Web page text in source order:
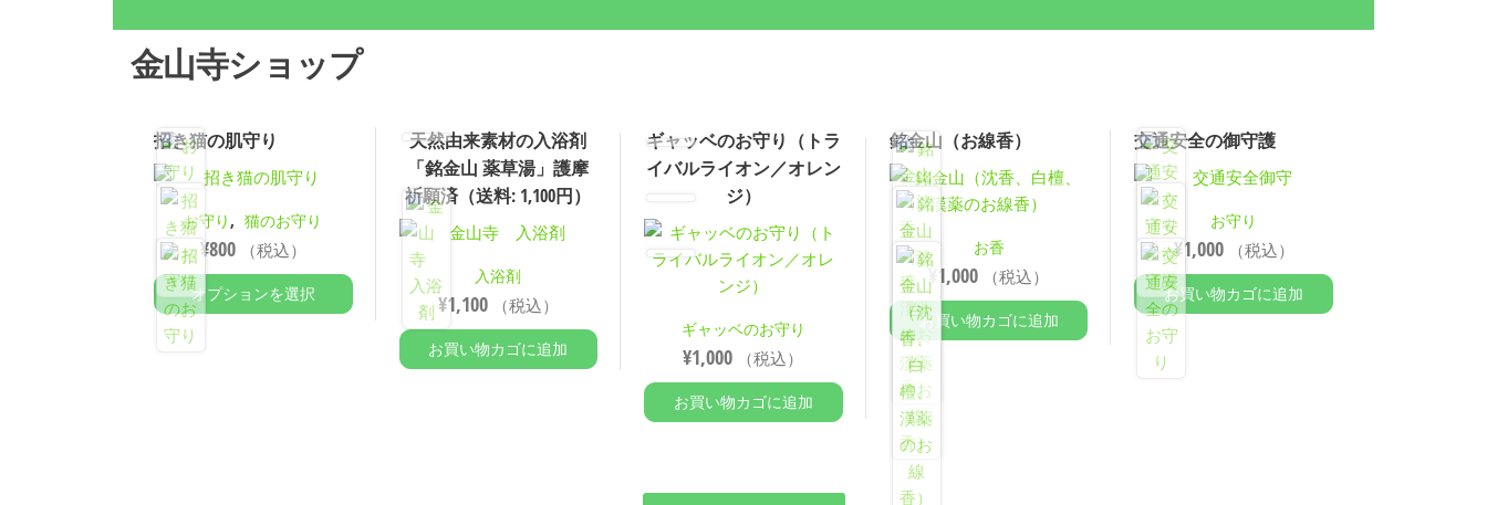
金山寺ショップ
招き猫の肌守り
お守り, 猫のお守り
¥800 （税込）
オプションを選択
天然由来素材の入浴剤
「銘金山 薬草湯」護摩
祈願済（送料: 1,100円）
入浴剤
¥1,100 （税込）
お買い物カゴに追加
ギャッベのお守り（トラ
イバルライオン／オレン
ジ）
ギャッベのお守り
¥1,000 （税込）
お買い物カゴに追加
銘金山（お線香）
お香
¥ 1,000 （税込）
お買い物カゴに追加
交通安全の御守護
お守り
¥1,000 （税込）
お買い物カゴに追加